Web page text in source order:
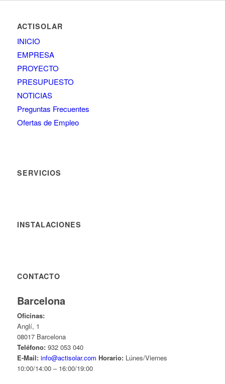
ACTISOLAR
INICIO
EMPRESA
PROYECTO
PRESUPUESTO
NOTICIAS
Preguntas Frecuentes
Ofertas de Empleo
SERVICIOS
INSTALACIONES
CONTACTO
Barcelona
Oficinas:
Anglí, 1
08017 Barcelona
Teléfono:932 053 040
E-Mail: info@actisolar.com Horario:Lúnes/Viernes
10:00/14:00 – 16:00/19:00